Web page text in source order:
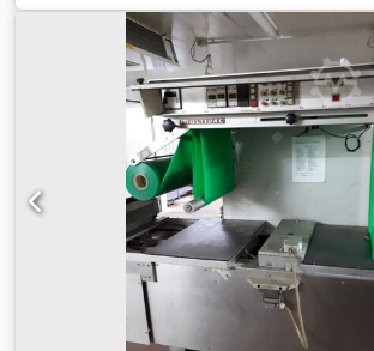
totale breedte:1.100 mm, totale lengte:
2.060 mm, Een
bedrijf Smartvac die werd tentoongesteld
Breedte onderfolie: 320(+2/+4) mm -
302(+/-1) mm - Schillengte: 220 mm Cedeq
Reha - Diepe trek: 100 mm -
vacuümverpakkingen Maximale
202 x 100 mm